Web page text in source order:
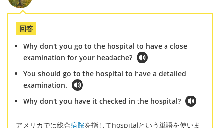
回答
Why don't you go to the hospital to have a close
examination for your headache?
You should go to the hospital to have a detailed
examination.
Why don't you have it checked in the hospital?
アメリカでは総合病院を指してhospitalという単語を使いま